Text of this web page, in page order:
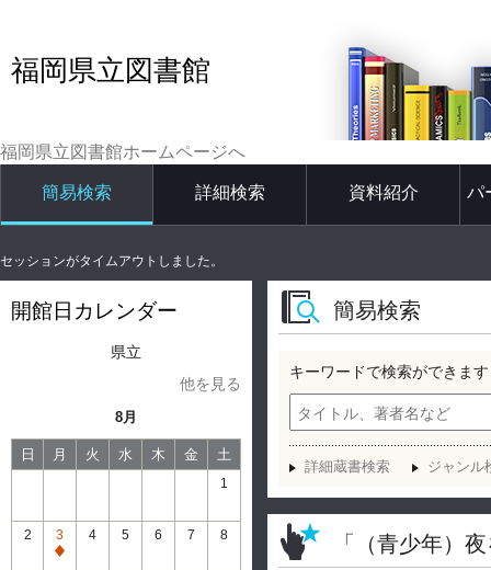
福岡県立図書館
福岡県立図書館ホームページへ
簡易検索 詳細検索 資料紹介 パ
セッションがタイムアウトしました。
開館日カレンダー
県立
他を見る
8月
日 月 火 水 木 金 土
1
2
3
通
4 5 6 7 8
簡易検索
キーワードで検索ができます
詳細蔵書検索 ジャンル
「（青少年）